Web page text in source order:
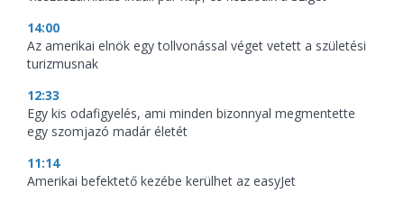
14:00
Az amerikai elnök egy tollvonással véget vetett a születési
turizmusnak
12:33
Egy kis odafigyelés, ami minden bizonnyal megmentette
egy szomjazó madár életét
11:14
Amerikai befektető kezébe kerülhet az easyJet